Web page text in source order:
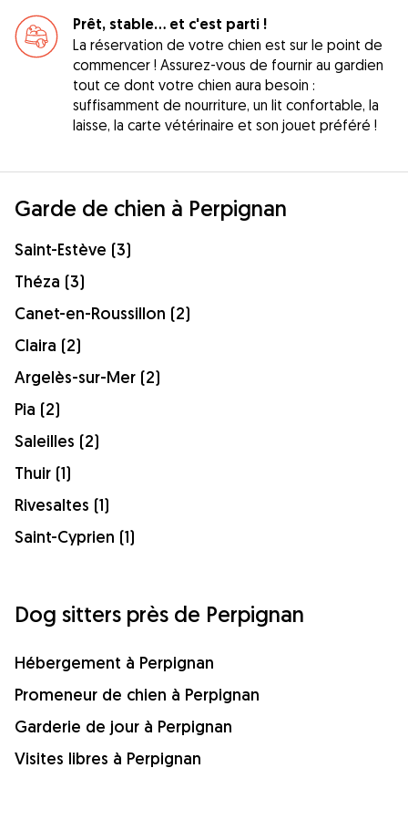
Prêt, stable... et c'est parti !
La réservation de votre chien est sur le point de
commencer ! Assurez-vous de fournir au gardien
tout ce dont votre chien aura besoin :
suffisamment de nourriture, un lit confortable, la
laisse, la carte vétérinaire et son jouet préféré !
Garde de chien à Perpignan
Saint-Estève (3)
Théza (3)
Canet-en-Roussillon (2)
Claira (2)
Argelès-sur-Mer (2)
Pia (2)
Saleilles (2)
Thuir (1)
Rivesaltes (1)
Saint-Cyprien (1)
Dog sitters près de Perpignan
Hébergement à Perpignan
Promeneur de chien à Perpignan
Garderie de jour à Perpignan
Visites libres à Perpignan